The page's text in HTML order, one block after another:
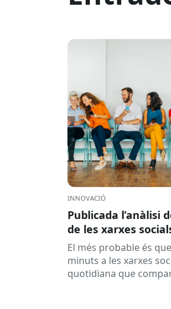
INNOVACIÓ
Publicada l’anàlisi
de les xarxes
El més probable és
minuts a les xarxes
quotidiana que